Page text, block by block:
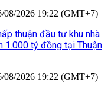
08/2026 19:22 (GMT+7)
thuận đầu tư khu nhà
1.000 tỷ đồng tại Thuận
08/2026 19:22 (GMT+7)